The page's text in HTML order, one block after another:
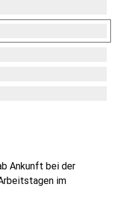
Ankunft bei der
im